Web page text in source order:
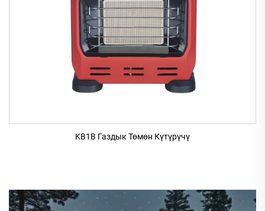
KB1B Газдык Төмөн Күтүрүчү